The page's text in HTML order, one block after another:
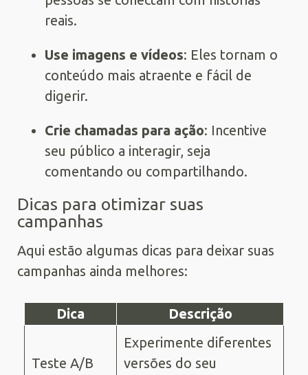
reais.
Use imagens e vídeos: Eles tornam o
conteúdo mais atraente e fácil de
digerir.
Crie chamadas para ação: Incentive
seu público a interagir, seja
comentando ou compartilhando.
Dicas para otimizar suas
campanhas
Aqui estão algumas dicas para deixar suas
campanhas ainda melhores:
Dica Descrição
Teste A/B
Experimente diferentes
versões do seu